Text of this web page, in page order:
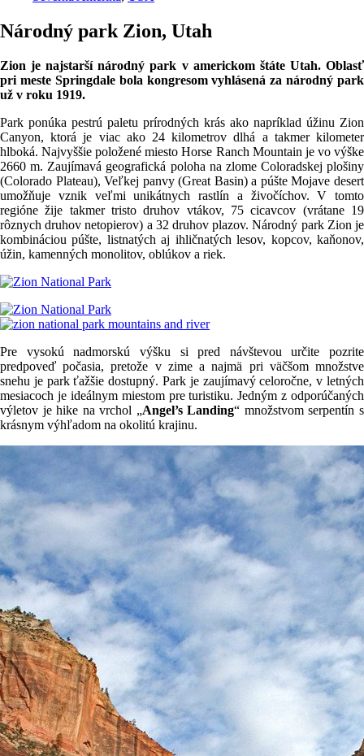
Národný park Zion, Utah
Zion je najstarší národný park v americkom štáte Utah. Oblasť
pri meste Springdale bola kongresom vyhlásená za národný park
už v roku 1919.
Park ponúka pestrú paletu prírodných krás ako napríklad úžinu Zion
Canyon, ktorá je viac ako 24 kilometrov dlhá a takmer kilometer
hlboká. Najvyššie položené miesto Horse Ranch Mountain je vo výške
2660 m. Zaujímavá geografická poloha na zlome Coloradskej plošiny
(Colorado Plateau), Veľkej panvy (Great Basin) a púšte Mojave desert
umožňuje vznik veľmi unikátnych rastlín a živočíchov. V tomto
regióne žije takmer tristo druhov vtákov, 75 cicavcov (vrátane 19
rôznych druhov netopierov) a 32 druhov plazov. Národný park Zion je
kombináciou púšte, listnatých aj ihličnatých lesov, kopcov, kaňonov,
úžin, kamenných monolitov, oblúkov a riek.
Pre vysokú nadmorskú výšku si pred návštevou určite pozrite
predpoveď počasia, pretože v zime a najmä pri väčšom množstve
snehu je park ťažšie dostupný. Park je zaujímavý celoročne, v letných
mesiacoch je ideálnym miestom pre turistiku. Jedným z odporúčaných
výletov je hike na vrchol „Angel’s Landing“ množstvom serpentín s
krásnym výhľadom na okolitú krajinu.